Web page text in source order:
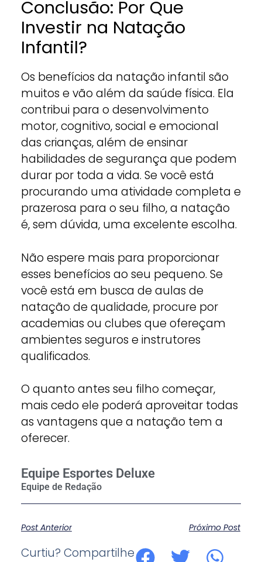
Conclusão: Por Que
Investir na Natação
Infantil?
Os benefícios da natação infantil são
muitos e vão além da saúde física. Ela
contribui para o desenvolvimento
motor, cognitivo, social e emocional
das crianças, além de ensinar
habilidades de segurança que podem
durar por toda a vida. Se você está
procurando uma atividade completa e
prazerosa para o seu filho, a natação
é, sem dúvida, uma excelente escolha.
Não espere mais para proporcionar
esses benefícios ao seu pequeno. Se
você está em busca de aulas de
natação de qualidade, procure por
academias ou clubes que ofereçam
ambientes seguros e instrutores
qualificados.
O quanto antes seu filho começar,
mais cedo ele poderá aproveitar todas
as vantagens que a natação tem a
oferecer.
Equipe Esportes Deluxe
Post Anterior Próximo Post
Curtiu? Compartilhe